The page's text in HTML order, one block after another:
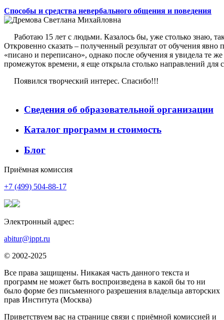
Способы и средства невербального общения и поведения
Работаю 15 лет с людьми. Казалось бы, уже столько знаю,
Откровенно сказать – полученный результат от обучения
«писано и переписано», однако после обучения я увидела те
промежуток времени, я еще открыла столько направлений для
Появился творческий интерес. Спасибо!!!
Сведения об образовательной организации
Каталог программ и стоимость
Блог
Приёмная комиссия
+7 (499) 504-88-17
Электронный адрес:
abitur@ippt.ru
© 2002-2025
Все права защищены. Никакая часть данного текста и
программ не может быть воспроизведена в какой бы то ни
было форме без письменного разрешения владельца авторских
прав Института (Москва)
Приветствуем вас на странице связи с приёмной комиссией и